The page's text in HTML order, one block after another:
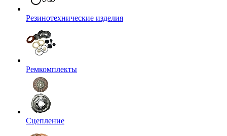
Резинотехнические изделия
Ремкомплекты
Сцепление